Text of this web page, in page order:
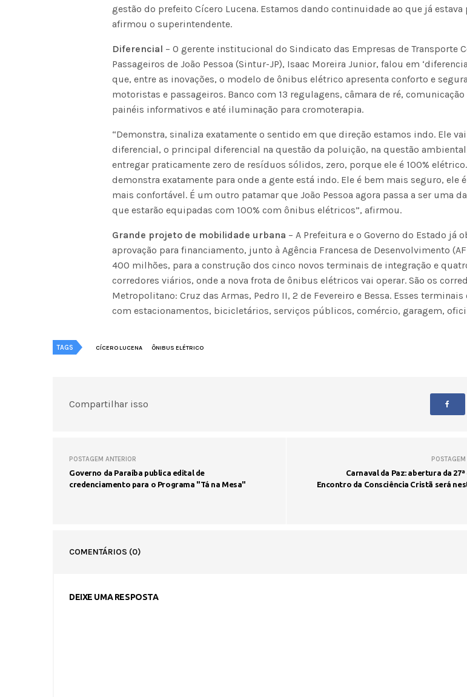
gestão do prefeito Cícero Lucena. Estamos dando continuidade ao que já estava
afirmou o superintendente.
Diferencial – O gerente institucional do Sindicato das Empresas de Transporte
Passageiros de João Pessoa (Sintur-JP), Isaac Moreira Junior, falou em
que, entre as inovações, o modelo de ônibus elétrico apresenta conforto e
motoristas e passageiros. Banco com 13 regulagens, câmara de ré, comunicação
painéis informativos e até iluminação para cromoterapia.
“Demonstra, sinaliza exatamente o sentido em que direção estamos indo. Ele
diferencial, o principal diferencial na questão da poluição, na questão ambiental.
entregar praticamente zero de resíduos sólidos, zero, porque ele é 100%
demonstra exatamente para onde a gente está indo. Ele é bem mais seguro, ele
mais confortável. É um outro patamar que João Pessoa agora passa a ser uma
que estarão equipadas com 100% com ônibus elétricos”, afirmou.
Grande projeto de mobilidade urbana – A Prefeitura e o Governo do Estado já
aprovação para financiamento, junto à Agência Francesa de Desenvolvimento
400 milhões, para a construção dos cinco novos terminais de integração e
corredores viários, onde a nova frota de ônibus elétricos vai operar. São os
Metropolitano: Cruz das Armas, Pedro II, 2 de Fevereiro e Bessa. Esses terminais
com estacionamentos, bicicletários, serviços públicos, comércio, garagem,
TAGS CÍCERO LUCENA ÔNIBUS ELÉTRICO
Compartilhar isso
POSTAGEM ANTERIOR
Governo da Paraíba publica edital de
credenciamento para o Programa "Tá na Mesa"
Carnaval da Paz: abertura da
Encontro da Consciência Cristã será
COMENTÁRIOS (0)
DEIXE UMA RESPOSTA